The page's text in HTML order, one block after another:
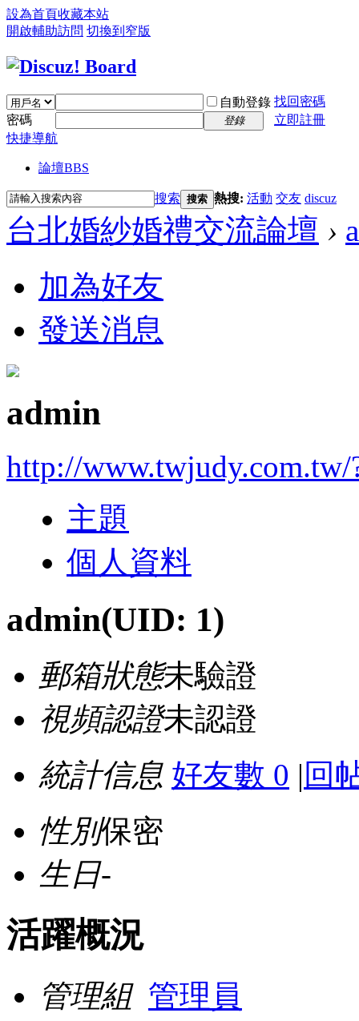
設為首頁收藏本站
開啟輔助訪問 切換到窄版
自動登錄 找回密碼
密碼
登錄
立即註冊
快捷導航
論壇BBS
搜索 搜索 熱搜: 活動 交友 discuz
台北婚紗婚禮交流論壇 ›
加為好友
發送消息
admin
http://www.twjudy.com.tw/
主題
個人資料
admin(UID: 1)
郵箱狀態未驗證
視頻認證未認證
統計信息 好友數 0 | 回
性別保密
生日-
活躍概況
管理組 管理員